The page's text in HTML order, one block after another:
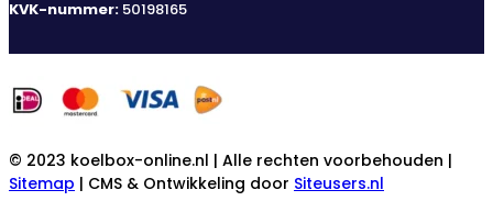
KVK-nummer: 50198165
© 2023 koelbox-online.nl | Alle rechten voorbehouden |
Sitemap | CMS & Ontwikkeling door Siteusers.nl